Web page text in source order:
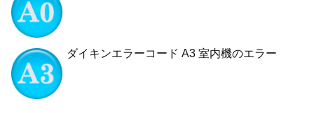
ダイキンエラーコード A3 室内機のエラー